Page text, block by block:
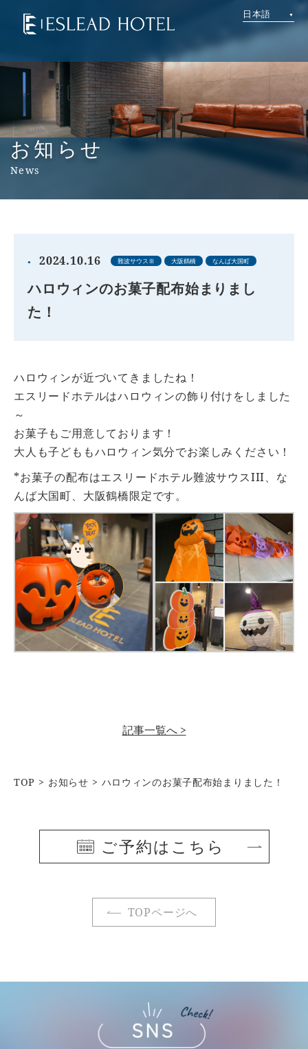
日本語
お知らせ
News
2024.10.16 難波サウスⅢ 大阪鶴橋 なんば大国町
ハロウィンのお菓子配布始まりまし
た！
ハロウィンが近づいてきましたね！
エスリードホテルはハロウィンの飾り付けをしました
～
お菓子もご用意しております！
大人も子どももハロウィン気分でお楽しみください！
*お菓子の配布はエスリードホテル難波サウスIII、な
んば大国町、大阪鶴橋限定です。
記事一覧へ >
TOP お知らせ ハロウィンのお菓子配布始まりました！
ご予約はこちら
TOPページへ